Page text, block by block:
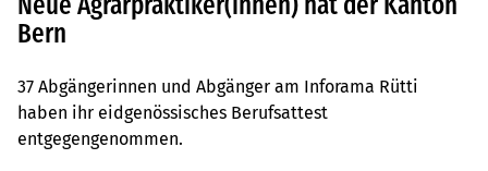
Bern
37 Abgängerinnen und Abgänger am Inforama Rütti
haben ihr eidgenössisches Berufsattest
entgegengenommen.